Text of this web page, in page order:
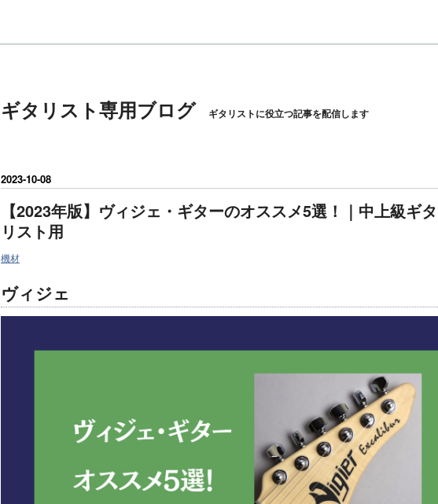
ギタリスト専用ブログ ギタリストに役立つ記事を配信します
2023-10-08
【2023年版】ヴィジェ・ギターのオススメ5選！｜中上級ギタ
リスト用
機材
ヴィジェ